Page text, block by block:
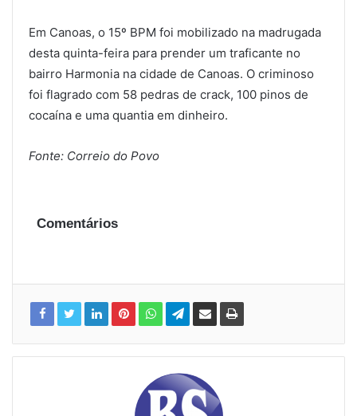
Em Canoas, o 15º BPM foi mobilizado na madrugada
desta quinta-feira para prender um traficante no
bairro Harmonia na cidade de Canoas. O criminoso
foi flagrado com 58 pedras de crack, 100 pinos de
cocaína e uma quantia em dinheiro.
Fonte: Correio do Povo
Comentários